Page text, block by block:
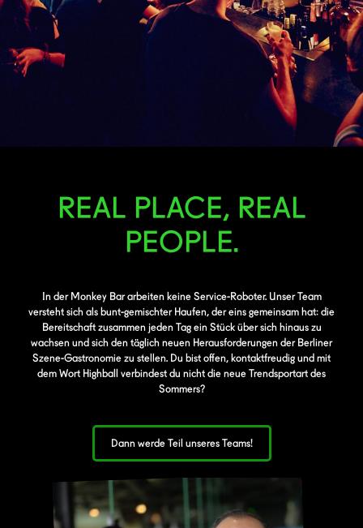
REAL PLACE, REAL
PEOPLE.
In der Monkey Bar arbeiten keine Service-Roboter. Unser Team
versteht sich als bunt-gemischter Haufen, der eins gemeinsam hat: die
Bereitschaft zusammen jeden Tag ein Stück über sich hinaus zu
wachsen und sich den täglich neuen Herausforderungen der Berliner
Szene-Gastronomie zu stellen. Du bist offen, kontaktfreudig und mit
dem Wort Highball verbindest du nicht die neue Trendsportart des
Sommers?
Dann werde Teil unseres Teams!